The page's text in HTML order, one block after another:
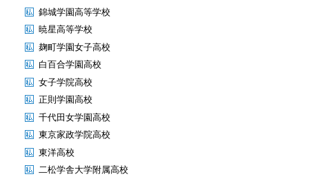
錦城学園高等学校
暁星高等学校
麹町学園女子高校
白百合学園高校
女子学院高校
正則学園高校
千代田女学園高校
東京家政学院高校
東洋高校
二松学舎大学附属高校